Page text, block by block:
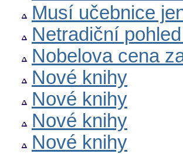
Musí učebnice
Netradiční
Nobelova cena
Nové knihy
Nové knihy
Nové knihy
Nové knihy